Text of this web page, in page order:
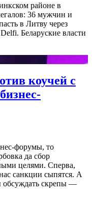
районе в
36 мужчин и
в Литву через
Беларуские власти
коучей с
форумы, то
да сбор
целями. Сперва,
санкции сыпятся. А
обсуждать скрепы —